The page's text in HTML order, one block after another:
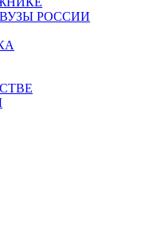
РОССИИ